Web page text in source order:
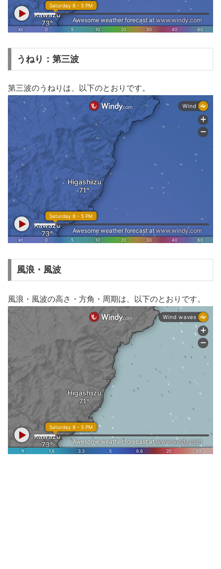
うねり：第三波
第三波のうねりは、以下のとおりです。
風浪・風波
風浪・風波の高さ・方角・周期は、以下のとおりです。